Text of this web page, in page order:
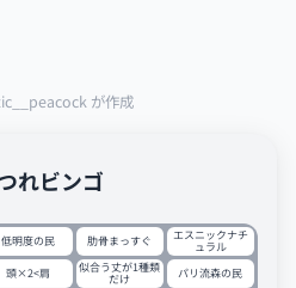
が作成
れビンゴ
低明度の民 肋骨まっすぐ エスニックナチ
ュラル
頭×2<肩 似合う丈が1種類
だけ パリ流森の民